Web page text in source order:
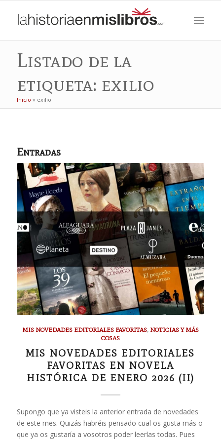
Listado de la
etiqueta: exilio
Inicio » exilio
Entradas
MIS NOVEDADES EDITORIALES FAVORITAS, NOTICIAS Y MÁS
COSAS
MIS NOVEDADES EDITORIALES
FAVORITAS EN NOVELA
HISTÓRICA DE ENERO 2026 (II)
Supongo que ya visteis la anterior entrada de novedades
de este mes. Quizás habréis pensado cual os gusta más o
que ya os gustaría a vosotros poder leerlas todas. Pues